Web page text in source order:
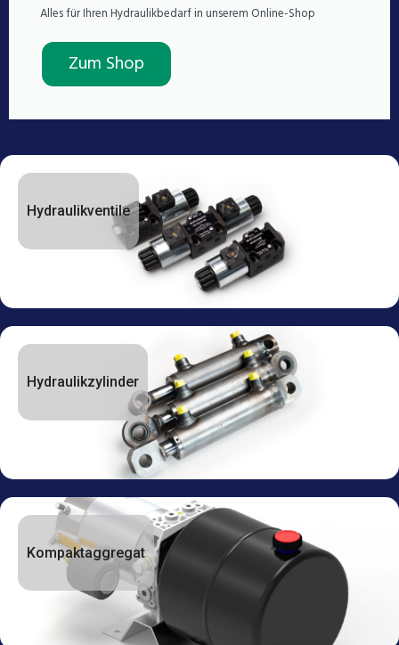
Alles für Ihren Hydraulikbedarf in unserem Online-Shop
Zum Shop
Hydraulikventile
Hydraulikzylinder
Kompaktaggregat